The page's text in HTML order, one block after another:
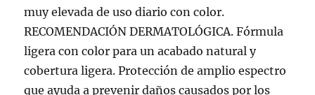
muy elevada de uso diario con color.
RECOMENDACIÓN DERMATOLÓGICA. Fórmula
ligera con color para un acabado natural y
cobertura ligera. Protección de amplio espectro
que ayuda a prevenir daños causados por los